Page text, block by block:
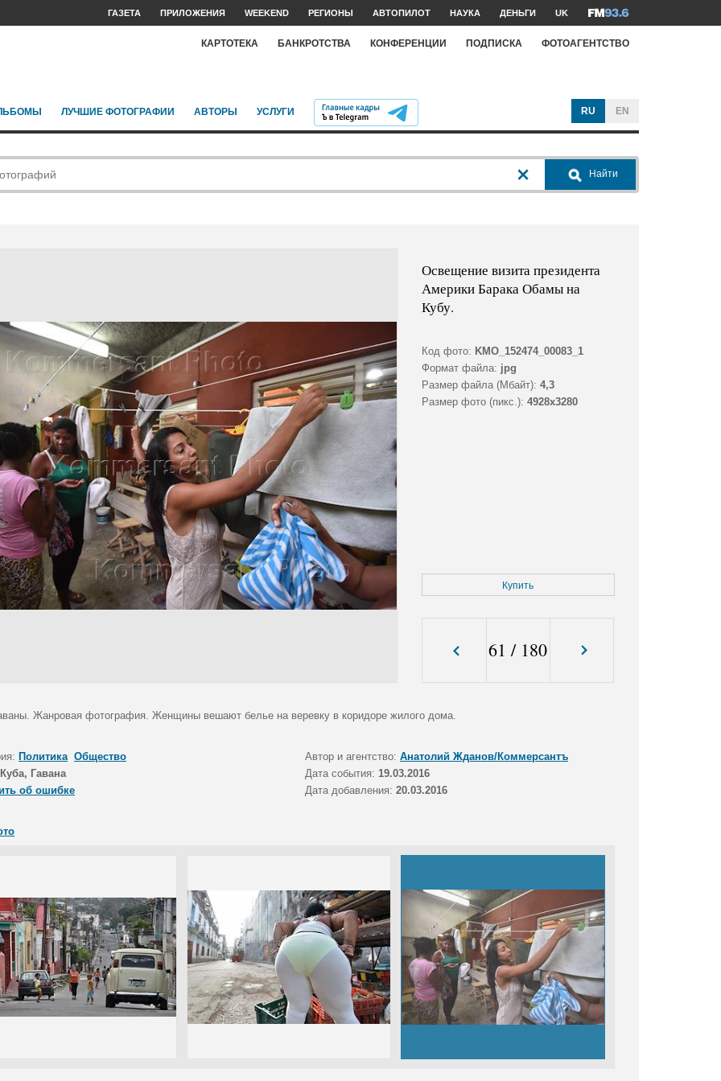
ГАЗЕТА ПРИЛОЖЕНИЯ WEEKEND РЕГИОНЫ АВТОПИЛОТ НАУКА ДЕНЬГИ UK
КАРТОТЕКА БАНКРОТСТВА КОНФЕРЕНЦИИ ПОДПИСКА ФОТОАГЕНТСТВО
ЛУЧШИЕ ФОТОГРАФИИ АВТОРЫ УСЛУГИ RU EN
Найти
Освещение визита президента
Америки Барака Обамы на
Кубу.
Код фото: KMO_152474_00083_1
Формат файла: jpg
Размер файла (Мбайт): 4,3
Размер фото (пикс.): 4928x3280
Купить
61 / 180
Жанровая фотография. Женщины вешают белье на веревку в коридоре жилого дома.
Политика Общество Автор и агентство: Анатолий Жданов/Коммерсантъ
Куба, Гавана Дата события: 19.03.2016
об ошибке
Дата добавления: 20.03.2016